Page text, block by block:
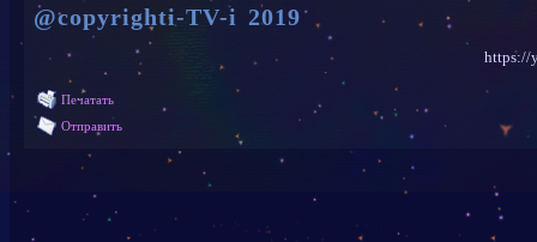
@copyrighti-TV-i 2019
https://
Печатать
Отправить